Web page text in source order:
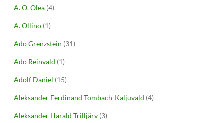
A. O. Olea (4)
A. Ollino (1)
Ado Grenzstein (31)
Ado Reinvald (1)
Adolf Daniel (15)
Aleksander Ferdinand Tombach-Kaljuvald (4)
Aleksander Harald Trilljärv (3)